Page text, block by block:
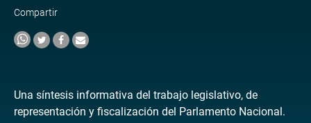
Compartir
Una síntesis informativa del trabajo legislativo, de
representación y fiscalización del Parlamento Nacional.